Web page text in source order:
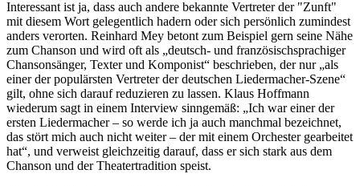
Interessant ist ja, dass auch andere bekannte Vertreter der "Zunft"
mit diesem Wort gelegentlich hadern oder sich persönlich zumindest
anders verorten. Reinhard Mey betont zum Beispiel gern seine Nähe
zum Chanson und wird oft als „deutsch- und französischsprachiger
Chansonsänger, Texter und Komponist“ beschrieben, der nur „als
einer der populärsten Vertreter der deutschen Liedermacher-Szene“
gilt, ohne sich darauf reduzieren zu lassen. Klaus Hoffmann
wiederum sagt in einem Interview sinngemäß: „Ich war einer der
ersten Liedermacher – so werde ich ja auch manchmal bezeichnet,
das stört mich auch nicht weiter – der mit einem Orchester gearbeitet
hat“, und verweist gleichzeitig darauf, dass er sich stark aus dem
Chanson und der Theatertradition speist.